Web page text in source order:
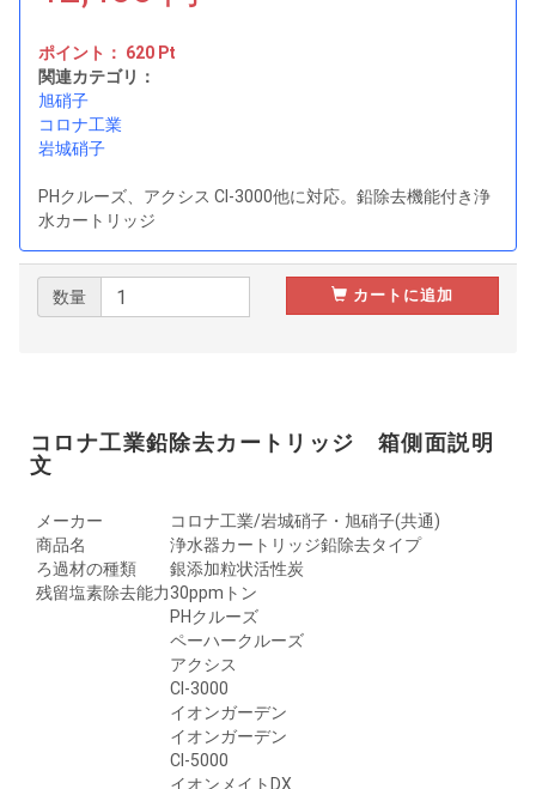
ポイント： 620 Pt
関連カテゴリ：
旭硝子
コロナ工業
岩城硝子
PHクルーズ、アクシス Cl-3000他に対応。鉛除去機能付き浄
水カートリッジ
数量 カートに追加
コロナ工業鉛除去カートリッジ 箱側面説明
文
メーカー
コロナ工業/岩城硝子・旭硝子(共通)
商品名
浄水器カートリッジ鉛除去タイプ
ろ過材の種類
銀添加粒状活性炭
残留塩素除去能力30ppmトン
PHクルーズ
ペーハークルーズ
アクシス
Cl-3000
イオンガーデン
イオンガーデン
Cl-5000
イオンメイトDX